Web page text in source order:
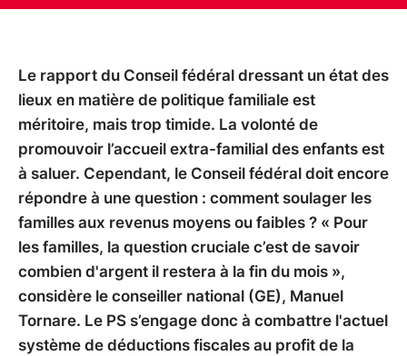
Le rapport du Conseil fédéral dressant un état des
lieux en matière de politique familiale est
méritoire, mais trop timide. La volonté de
promouvoir l’accueil extra-familial des enfants est
à saluer. Cependant, le Conseil fédéral doit encore
répondre à une question : comment soulager les
familles aux revenus moyens ou faibles ? « Pour
les familles, la question cruciale c’est de savoir
combien d'argent il restera à la fin du mois »,
considère le conseiller national (GE), Manuel
Tornare. Le PS s’engage donc à combattre l'actuel
système de déductions fiscales au profit de la